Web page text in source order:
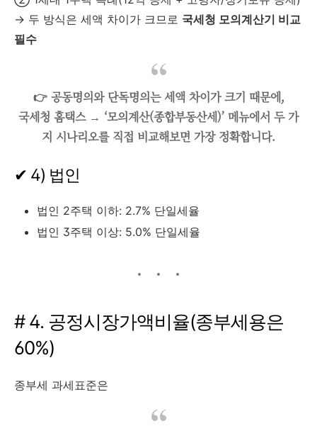
→ 두 방식은 세액 차이가 크므로 국세청 모의계산기 비교
필수
👉 공동명의와 단독명의는 세액 차이가 크기 때문에,
국세청 홈택스 → ‘모의계산(종합부동산세)’ 메뉴에서 두 가
지 시나리오를 직접 비교해보면 가장 정확합니다.
✔ 4) 법인
법인 2주택 이하: 2.7% 단일세율
법인 3주택 이상: 5.0% 단일세율
# 4. 공정시장가액비율(종부세용은
60%)
종부세 과세표준은